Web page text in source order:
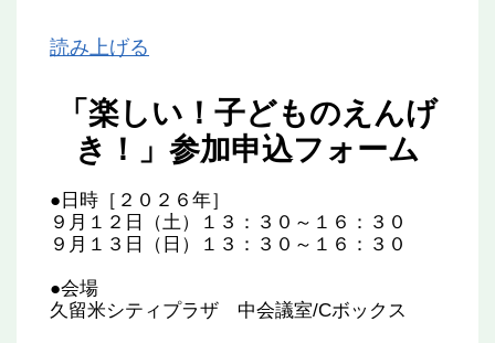
読み上げる
「楽しい！子どものえんげ
き！」参加申込フォーム
●日時［２０２６年］
９月１２日（土）１３：３０～１６：３０
９月１３日（日）１３：３０～１６：３０
●会場
久留米シティプラザ 中会議室/Cボックス